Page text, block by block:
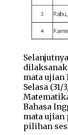
mata ujian
Selasa
Bahasa
mata ujian
pilihan